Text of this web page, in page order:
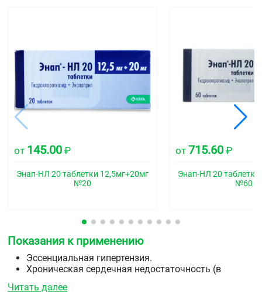
от 145.00 ₽
Энап-НЛ 20 таблетки 12,5мг+20мг
№20
от715.60 ₽
Энап-НЛ 20 таблетки
№60
Показания к применению
Эссенциальная гипертензия.
Хроническая сердечная недостаточность (в
Профилактика развития клинически выраженной
Читать далее